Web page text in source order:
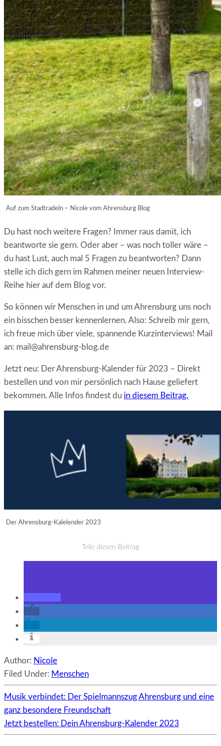
Auf zum Stadtradeln – Nicole vom Ahrensburg Blog
Du hast noch weitere Fragen? Immer raus damit, ich
beantworte sie gern. Oder aber – was noch toller wäre –
du hast Lust, auch mal 5 Fragen zu beantworten? Dann
stelle ich dich gern im Rahmen meiner neuen Interview-
Reihe hier auf dem Blog vor.
So können wir Menschen in und um Ahrensburg uns noch
ein bisschen besser kennenlernen. Also: Schreib mir gern,
ich freue mich über viele, spannende Kurzinterviews! Mail
an: mail@ahrensburg-blog.de
Jetzt neu: Der Ahrensburg-Kalender für 2023 – Direkt
bestellen und von mir persönlich nach Hause geliefert
bekommen. Alle Infos findest du in diesem Beitrag.
Der Ahrensburg-Kalelender 2023
Teile diesen Beitrag
Author: Nicole
Filed Under: Menschen
Musik verbindet: Der Spielmannszug Ahrensburg und eine
ganz besondere Freundschaft
Jetzt bestellen: Dein Ahrensburg-Kalender 2023